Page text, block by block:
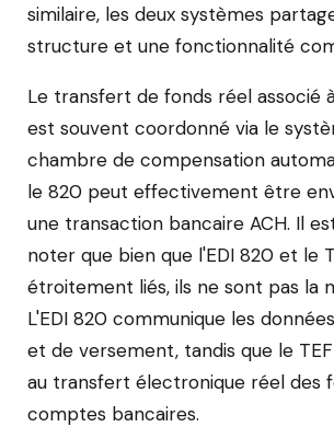
similaire, les deux systèmes
structure et une fonctionnalité
Le transfert de fonds réel associé
est souvent coordonné via le
chambre de compensation
le 820 peut effectivement être
une transaction bancaire ACH. Il
noter que bien que l'EDI 820 et le
étroitement liés, ils ne sont pas la
L'EDI 820 communique les
et de versement, tandis que le
au transfert électronique réel des
comptes bancaires.